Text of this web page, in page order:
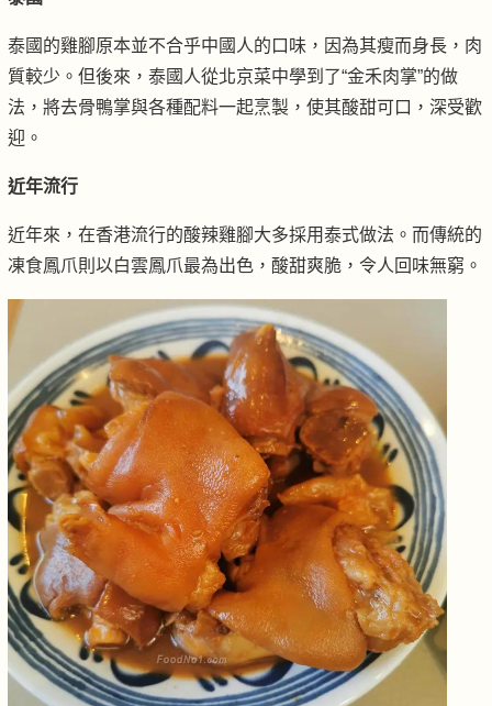
泰國的雞腳原本並不合乎中國人的口味，因為其瘦而身長，肉
質較少。但後來，泰國人從北京菜中學到了“金禾肉掌”的做
法，將去骨鴨掌與各種配料一起烹製，使其酸甜可口，深受歡
迎。
近年流行
近年來，在香港流行的酸辣雞腳大多採用泰式做法。而傳統的
凍食鳳爪則以白雲鳳爪最為出色，酸甜爽脆，令人回味無窮。